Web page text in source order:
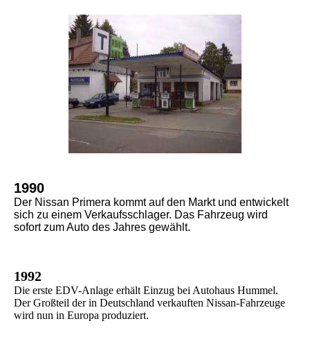
1990
Der Nissan Primera kommt auf den Markt und entwickelt
sich zu einem Verkaufsschlager. Das Fahrzeug wird
sofort zum Auto des Jahres gewählt.
1992
Die erste EDV-Anlage erhält Einzug bei Autohaus Hummel.
Der Großteil der in Deutschland verkauften Nissan-Fahrzeuge
wird nun in Europa produziert.